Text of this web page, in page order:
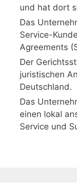
und hat dort
Das
Service-
Agreements
Der
juristischen
Deutschland.
Das
einen lokal
Service und